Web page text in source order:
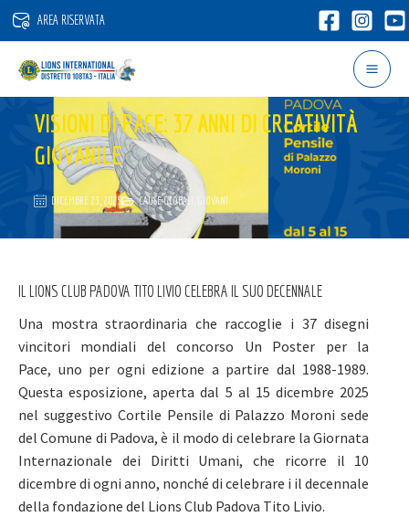
Vai
contenuto
AREA RISERVATA
VISIONI DI PACE: 37 ANNI DI CREATIVITÀ
GIOVANILE
DICEMBRE 23, 2025 CAUSE GLOBALI GIOVANI
IL LIONS CLUB PADOVA TITO LIVIO CELEBRA IL SUO DECENNALE
Una mostra straordinaria che raccoglie i 37 disegni
vincitori mondiali del concorso Un Poster per la
Pace, uno per ogni edizione a partire dal 1988-1989.
Questa esposizione, aperta dal 5 al 15 dicembre 2025
nel suggestivo Cortile Pensile di Palazzo Moroni sede
del Comune di Padova, è il modo di celebrare la Giornata
Internazionale dei Diritti Umani, che ricorre il 10
dicembre di ogni anno, nonché di celebrare i il decennale
della fondazione del Lions Club Padova Tito Livio.